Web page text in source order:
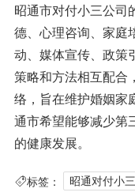
昭通市对付小三公司
德、心理咨询、家庭
动、媒体宣传、政策
策略和方法相互配合
络，旨在维护婚姻家
通市希望能够减少第
的健康发展。
标签： 昭通对付小